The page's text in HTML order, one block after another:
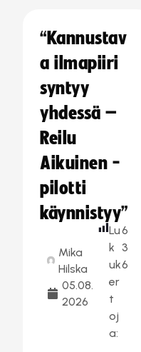
“Kannustav
a ilmapiiri
syntyy
yhdessä –
Reilu
Aikuinen -
pilotti
käynnistyy”
Mika
Hilska
05.08.
2026
Lu
k
uk
er
t
oj
a:
6
3
6